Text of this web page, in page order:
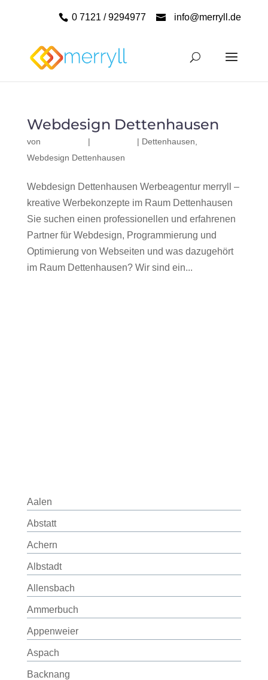
0 7121 / 9294977 info@merryll.de
Webdesign Dettenhausen
von | | Dettenhausen
Webdesign Dettenhausen
Webdesign Dettenhausen Werbeagentur merryll –
kreative Werbekonzepte im Raum Dettenhausen
Sie suchen einen professionellen und erfahrenen
Partner für Webdesign, Programmierung und
Optimierung von Webseiten und was dazugehört
im Raum Dettenhausen? Wir sind ein...
Aalen
Abstatt
Achern
Albstadt
Allensbach
Ammerbuch
Appenweier
Aspach
Backnang